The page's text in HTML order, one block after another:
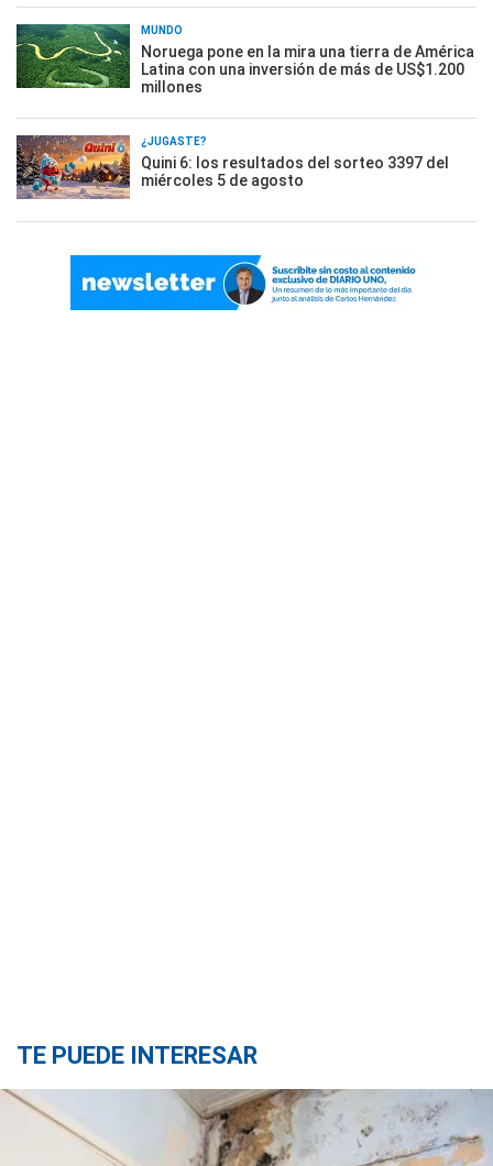
MUNDO
Noruega pone en la mira una tierra de América
Latina con una inversión de más de US$1.200
millones
¿JUGASTE?
Quini 6: los resultados del sorteo 3397 del
miércoles 5 de agosto
TE PUEDE INTERESAR